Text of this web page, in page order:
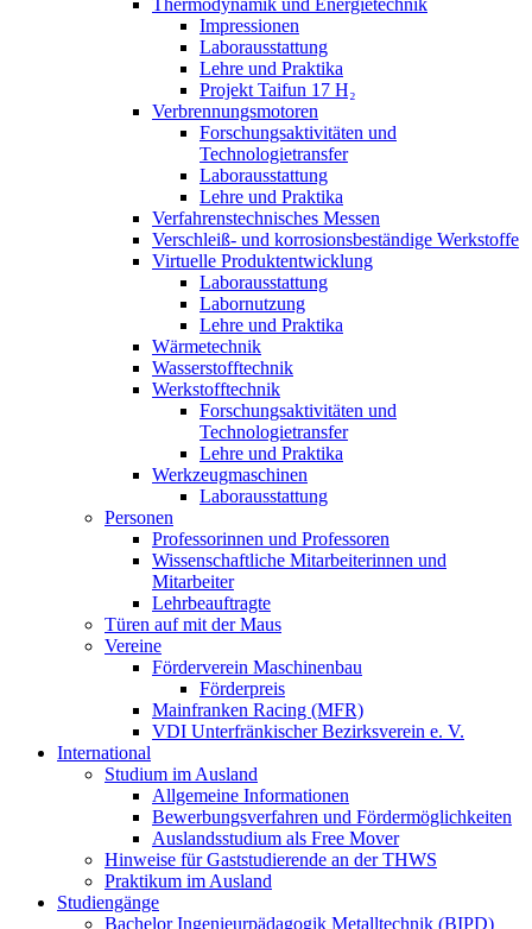
Thermodynamik und Energietechnik
Impressionen
Laborausstattung
Lehre und Praktika
Projekt Taifun 17 H₂
Verbrennungsmotoren
Forschungsaktivitäten und
Technologietransfer
Laborausstattung
Lehre und Praktika
Verfahrenstechnisches Messen
Verschleiß- und korrosionsbeständige Werkstoffe
Virtuelle Produktentwicklung
Laborausstattung
Labornutzung
Lehre und Praktika
Wärmetechnik
Wasserstofftechnik
Werkstofftechnik
Forschungsaktivitäten und
Technologietransfer
Lehre und Praktika
Werkzeugmaschinen
Laborausstattung
Personen
Professorinnen und Professoren
Wissenschaftliche Mitarbeiterinnen und
Mitarbeiter
Lehrbeauftragte
Türen auf mit der Maus
Vereine
Förderverein Maschinenbau
Förderpreis
Mainfranken Racing (MFR)
VDI Unterfränkischer Bezirksverein e. V.
International
Studium im Ausland
Allgemeine Informationen
Bewerbungsverfahren und Fördermöglichkeiten
Auslandsstudium als Free Mover
Hinweise für Gaststudierende an der THWS
Praktikum im Ausland
Studiengänge
Bachelor Ingenieurpädagogik Metalltechnik (BIPD)